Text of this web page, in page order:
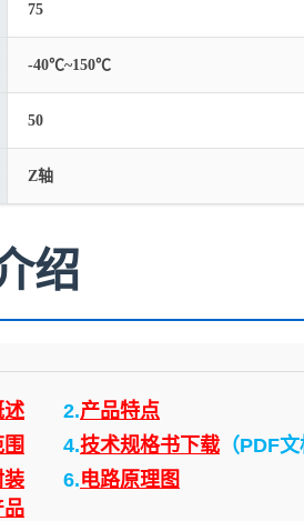
75
-40℃~150℃
50
Z轴
绍
述 2.产品特点
4.技术规格书下载 （PDF
装 6.电路原理图
品